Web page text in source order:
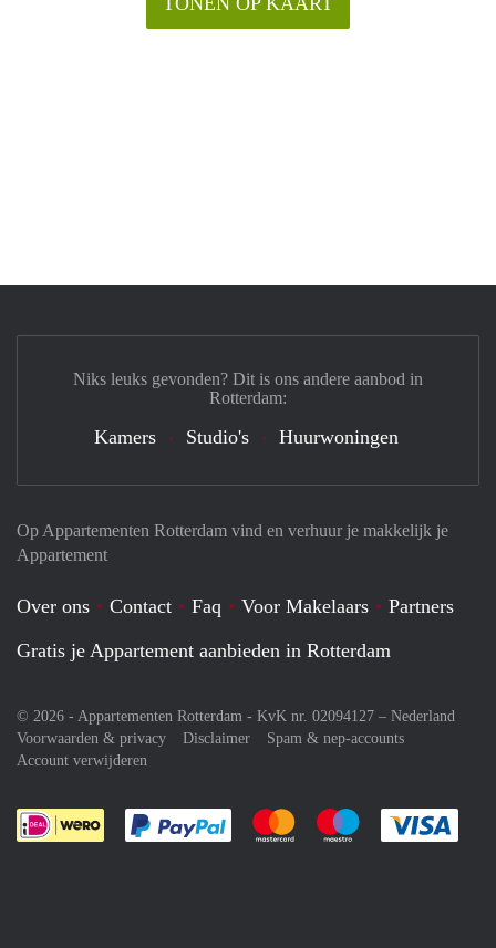
Op Appartementen Rotterdam vind en verhuur je makkelijk je
Appartement
Over ons Contact Faq Voor Makelaars
Partners
Gratis je Appartement aanbieden in Rotterdam
© 2026 - Appartementen Rotterdam - KvK nr. 02094127 – Nederland
Voorwaarden & privacy
Disclaimer
Spam & nep-accounts
Account verwijderen
Je rekent gemakkelijk af met Paypal
Je rekent gemakkelijk af met
Je rekent
Niks leuks gevonden? Dit is ons andere aanbod in
Rotterdam:
Kamers Studio's Huurwoningen